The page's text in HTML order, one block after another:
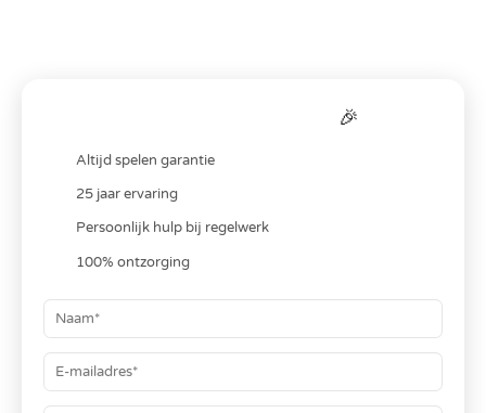
🎉
Altijd spelen garantie
25 jaar ervaring
Persoonlijk hulp bij regelwerk
100% ontzorging